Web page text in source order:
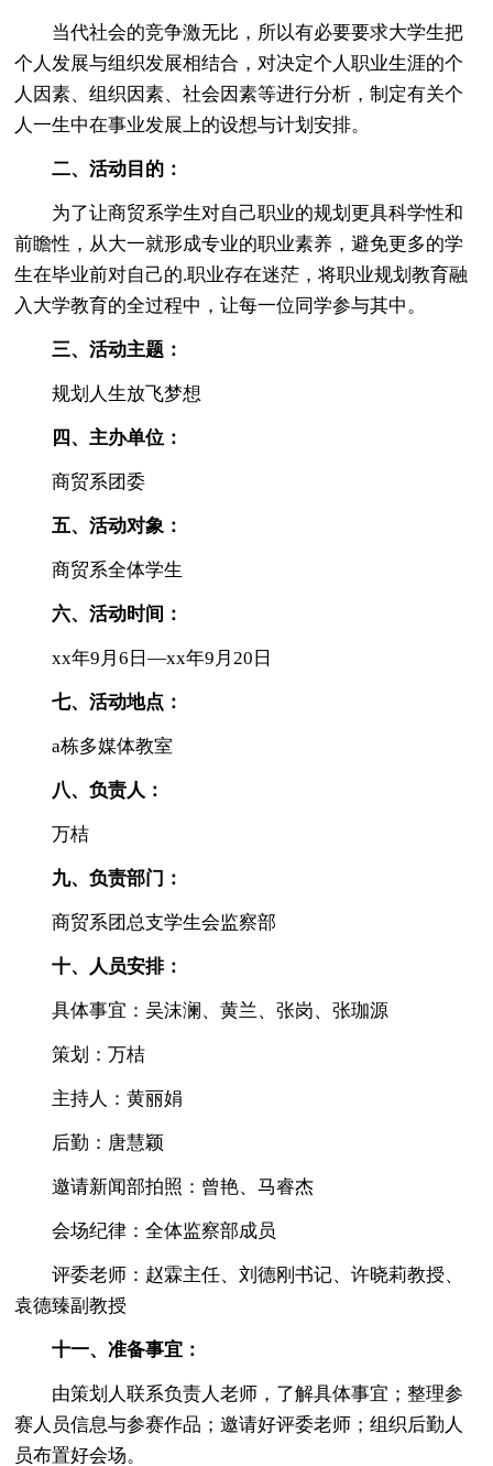
当代社会的竞争激无比，所以有必要要求大学生把
个人发展与组织发展相结合，对决定个人职业生涯的个
人因素、组织因素、社会因素等进行分析，制定有关个
人一生中在事业发展上的设想与计划安排。
二、活动目的：
为了让商贸系学生对自己职业的规划更具科学性和
前瞻性，从大一就形成专业的职业素养，避免更多的学
生在毕业前对自己的.职业存在迷茫，将职业规划教育融
入大学教育的全过程中，让每一位同学参与其中。
三、活动主题：
规划人生放飞梦想
四、主办单位：
商贸系团委
五、活动对象 ：
商贸系全体学生
六、活动时间：
xx年9月6日—xx年9月20日
七、活动地点：
a栋多媒体教室
八、负责人：
万桔
九、负责部门：
商贸系团总支学生会监察部
十、人员安排：
具体事宜：吴沫澜、黄兰、张岗、张珈源
策划：万桔
主持人：黄丽娟
后勤：唐慧颖
邀请新闻部拍照：曾艳、马睿杰
会场纪律：全体监察部成员
评委老师：赵霖主任、刘德刚书记、许晓莉教授、
袁德臻副教授
十一、准备事宜：
由策划人联系负责人老师，了解具体事宜；整理参
赛人员信息与参赛作品；邀请好评委老师；组织后勤人
员布置好会场。